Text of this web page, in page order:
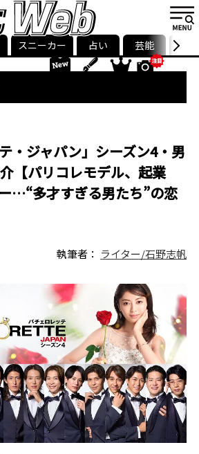
smart最新号
記事一覧ランキング
ストリ
スニーカー 占い 芸能 グル
・ジャパン」シーズン4・男
【パリコレモデル、起業
…“多才すぎる男たち”の恋
執筆者： ライター/石野志帆